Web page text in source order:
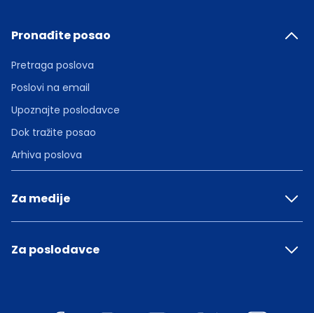
Pronađite posao
Pretraga poslova
Poslovi na email
Upoznajte poslodavce
Dok tražite posao
Arhiva poslova
Za medije
Za poslodavce